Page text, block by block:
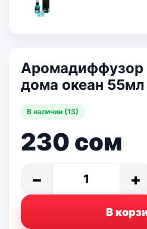
Аромадиффузор
дома океан 55мл
В наличии (13)
230 сом
− 1 +
В